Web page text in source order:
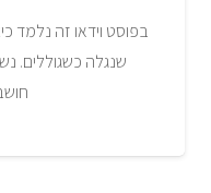
בפוסט וידאו זה נלמד
שנגלה כשגוללים.